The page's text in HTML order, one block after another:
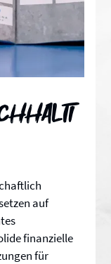
auf
finanzielle
für